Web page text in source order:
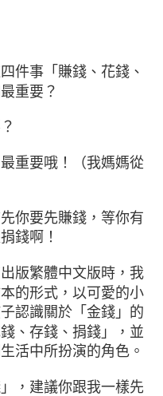
件事「賺錢、花錢、
重要？
重要哦！（我媽媽從
你要先賺錢，等你有
錢啊！
版繁體中文版時，我
的形式，以可愛的小
認識關於「金錢」的
、存錢、捐錢」，並
活中所扮演的角色。
，建議你跟我一樣先